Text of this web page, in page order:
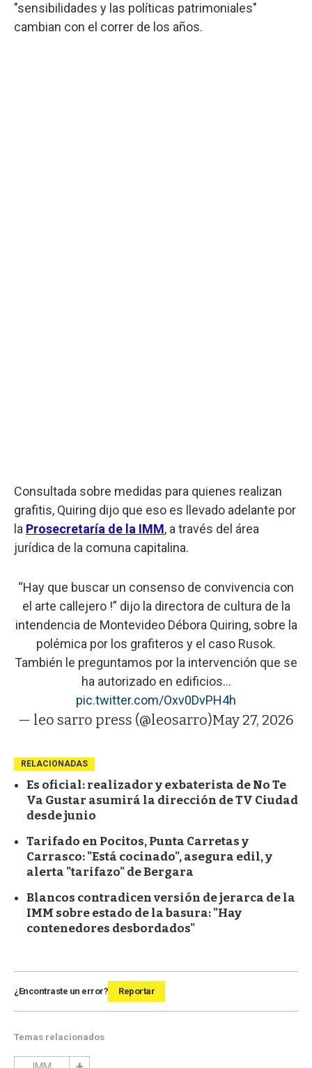
"sensibilidades y las políticas patrimoniales"
cambian con el correr de los años.
Consultada sobre medidas para quienes realizan
grafitis, Quiring dijo que eso es llevado adelante por
la Prosecretaría de la IMM, a través del área
jurídica de la comuna capitalina.
“Hay que buscar un consenso de convivencia con
el arte callejero !” dijo la directora de cultura de la
intendencia de Montevideo Débora Quiring, sobre la
polémica por los grafiteros y el caso Rusok.
También le preguntamos por la intervención que se
ha autorizado en edificios…
pic.twitter.com/Oxv0DvPH4h
— leo sarro press (@leosarro)May 27, 2026
RELACIONADAS
Es oficial: realizador y exbaterista de No Te
Va Gustar asumirá la dirección de TV Ciudad
desde junio
Tarifado en Pocitos, Punta Carretas y
Carrasco: "Está cocinado", asegura edil, y
alerta "tarifazo" de Bergara
Blancos contradicen versión de jerarca de la
IMM sobre estado de la basura: "Hay
contenedores desbordados"
¿Encontraste un error? Reportar
Temas relacionados